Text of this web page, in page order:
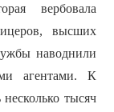
вербовала
высших
наводнили
агентами. К
тысяч